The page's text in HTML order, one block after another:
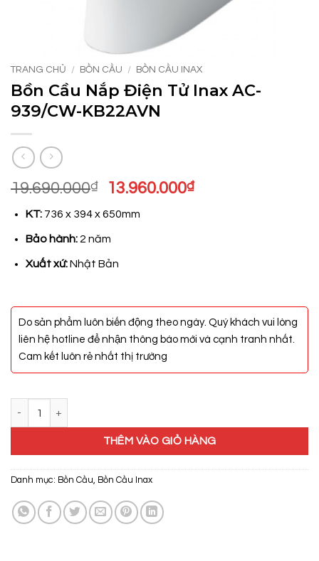
TRANG CHỦ / BỒN CẦU / BỒN CẦU INAX
Bồn Cầu Nắp Điện Tử Inax AC-
939/CW-KB22AVN
19.690.000₫
Giá
là:
19.690.000₫.
13.960.000₫Giá
KT:736 x 394 x 650mm
Bảo hành: 2 năm
Xuất xứ:Nhật Bản
Do sản phẩm luôn biến động theo ngày. Quý khách vui lòng
liên hệ hotline để nhận thông báo mới và cạnh tranh nhất.
Cam kết luôn rẻ nhất thị trường
THÊM VÀO GIỎ HÀNG
Danh mục: Bồn Cầu, Bồn Cầu Inax